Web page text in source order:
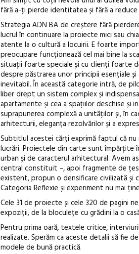
fără a-ți pierde identitatea și fără a
Strategia ADN BA de creștere fără
lucrul în continuare la proiecte mici sau
atente la o cultură a locuirii. E foarte
preocupare funcționează cel mai bine la
situații foarte speciale și cu clienți foarte
despre păstrarea unor principii esențiale
inevitabil. În această categorie intră, de
liber drept un sistem complex și
apartamente și cea a spațiilor deschise și
suprapunerea complexă a unităților și, în
arhitecturii, eleganța rezolvărilor și a
Subtitlul acestei cărți exprimă faptul că
lucrări. Proiectele din carte sunt împărțite
urban și de caracterul arhitectural. Avem
central constituit –, apoi fragmente de
existent, propun o densificare civilizată și
Categoria Reflexie și experiment nu mai
Cele 31 de proiecte și cele 320 de pagini
expoziții, de la bloculețe cu grădini la o
Pentru prima oară, textele critice,
realizate. Sperăm ca aceste detalii să fie
modele de bună practică.